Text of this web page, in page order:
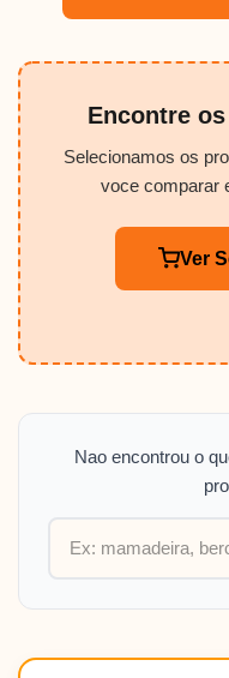
Encontre
Selecionamos os
voce comparar
Ver
Nao encontrou o